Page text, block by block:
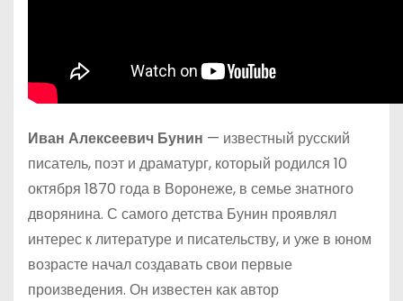
Иван Алексеевич Бунин — известный русский
писатель, поэт и драматург, который родился 10
октября 1870 года в Воронеже, в семье знатного
дворянина. С самого детства Бунин проявлял
интерес к литературе и писательству, и уже в юном
возрасте начал создавать свои первые
произведения. Он известен как автор